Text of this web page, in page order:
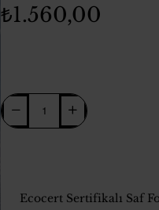
₺1.560,00
Ecocert Sertifikalı Saf